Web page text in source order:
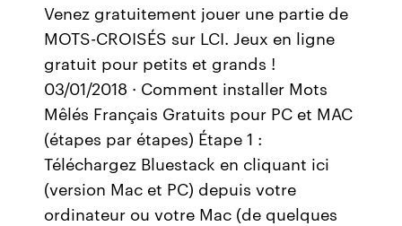
Venez gratuitement jouer une partie de
MOTS-CROISÉS sur LCI. Jeux en ligne
gratuit pour petits et grands !
03/01/2018 · Comment installer Mots
Mêlés Français Gratuits pour PC et MAC
(étapes par étapes) Étape 1 :
Téléchargez Bluestack en cliquant ici
(version Mac et PC) depuis votre
ordinateur ou votre Mac (de quelques